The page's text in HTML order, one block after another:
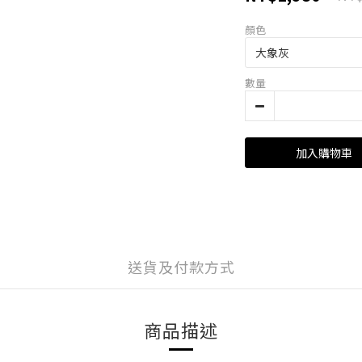
顏色
數量
加入購物車
送貨及付款方式
商品描述